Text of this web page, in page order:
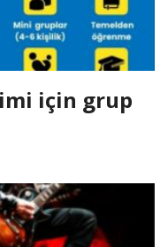
için grup